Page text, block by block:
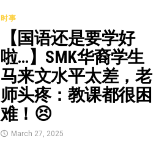
时事
【国语还是要学好
啦…】SMK华裔学生
马来文水平太差，老
师头疼：教课都很困
难！😣
March 27, 2025